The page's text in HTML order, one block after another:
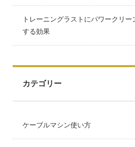
トレーニングラストにパワークリー
する効果
カテゴリー
ケーブルマシン使い方